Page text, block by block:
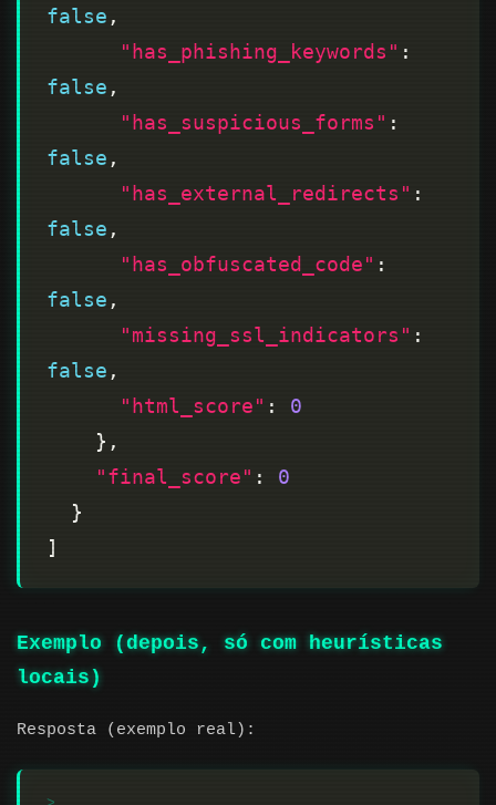
false
"has_phishing_keywords"
false
"has_suspicious_forms"
false
"has_external_redirects"
false
"has_obfuscated_code"
false
"missing_ssl_indicators"
false
"html_score" : 0
"final_score" : 0
Exemplo (depois, só com heurísticas
locais)
Resposta (exemplo real):